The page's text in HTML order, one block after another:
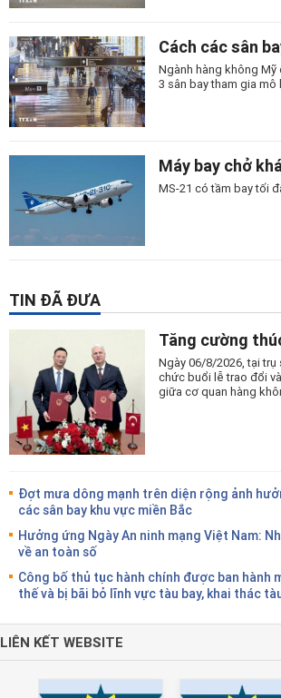
Cách các sân
Ngành hàng không
3 sân bay tham gia mô
Máy bay chở
MS-21 có tầm bay tối
TIN ĐÃ ĐƯA
Tăng cường
Ngày 06/8/2026, tại
chức buổi lễ trao đổi
giữa cơ quan hàng
Đợt mưa dông mạnh trên diện rộng ảnh
các sân bay khu vực miền Bắc
Hưởng ứng Ngày An ninh mạng Việt Nam:
về an toàn số
Công bố thủ tục hành chính được ban hành
thế và bị bãi bỏ lĩnh vực tàu bay, khai thác
LIÊN KẾT WEBSITE